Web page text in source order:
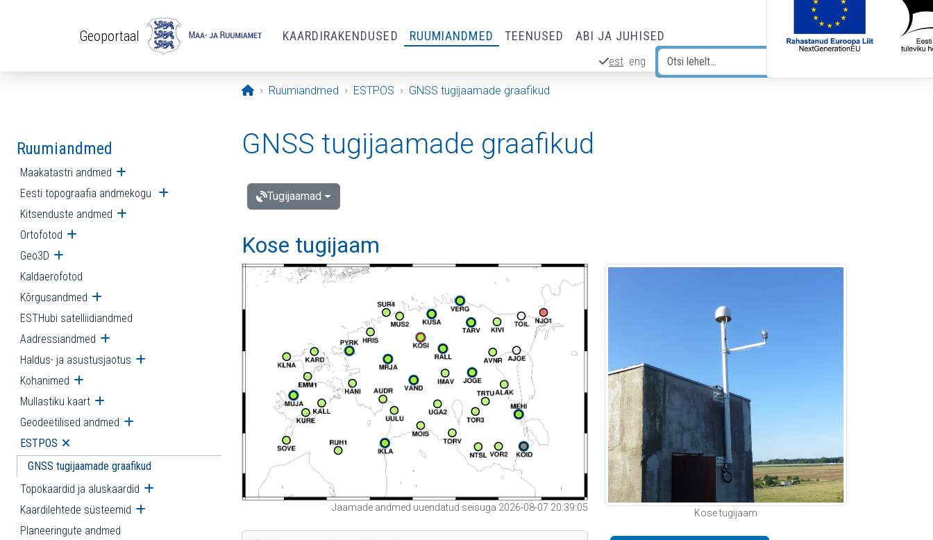
Geoportaal KAARDIRAKENDUSED RUUMIANDMED TEENUSED ABI JA JUHISED
est eng
Avaleht
Ruumiandmed ESTPOS GNSS tugijaamade graafikud
Ruumiandmed
Maakatastri andmed Ava alammenüü
Eesti topograafia andmekogu Ava alammenüü
Kitsenduste andmed Ava alammenüü
Ortofotod Ava alammenüü
Geo3D Ava alammenüü
Kaldaerofotod
Kõrgusandmed Ava alammenüü
ESTHubi satelliidiandmed
Aadressiandmed Ava alammenüü
Haldus- ja asustusjaotus Ava alammenüü
Kohanimed Ava alammenüü
Mullastiku kaart Ava alammenüü
Geodeetilised andmed Ava alammenüü
ESTPOS Ava alammenüü
GNSS tugijaamade graafikud
Topokaardid ja aluskaardid Ava alammenüü
Kaardilehtede süsteemid Ava alammenüü
Planeeringute andmed
GNSS tugijaamade graafikud
Tugijaamad
Kose tugijaam
Jaamade andmed uuendatud seisuga 2026-08-07 20:39:05
Kose tugijaam